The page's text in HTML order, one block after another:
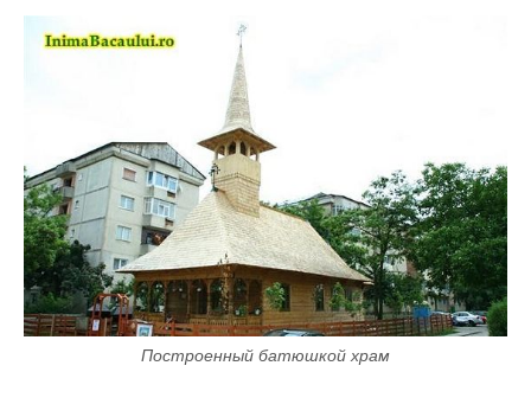
Построенный батюшкой храм